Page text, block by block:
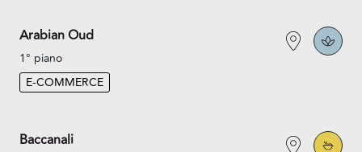
Arabian Oud
1° piano
E-COMMERCE
Baccanali